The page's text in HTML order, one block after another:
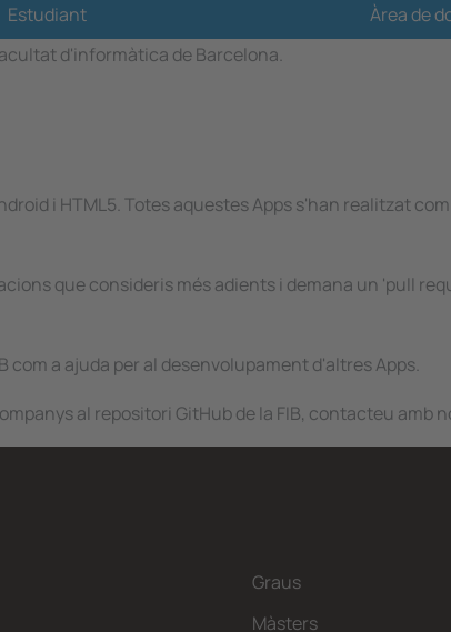
Estudiant
Àrea de
d'informàtica de Barcelona.
i HTML5. Totes aquestes Apps s'han realitzat
que consideris més adients i demana un 'pull
com a ajuda per al desenvolupament d'altres Apps.
al repositori GitHub de la FIB, contacteu amb
Graus
Màsters